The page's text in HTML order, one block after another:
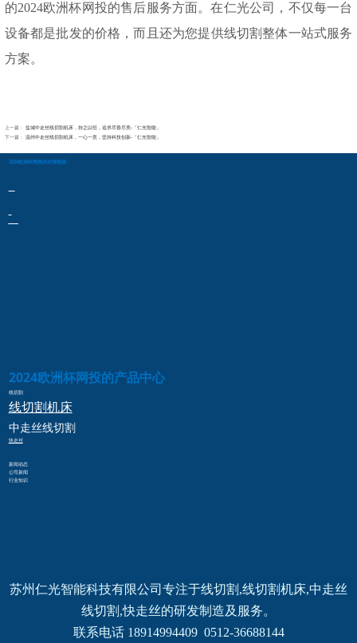
的2024欧洲杯网投的售后服务方面。在仁光公司，不仅每一台
设备都是批发的价格，而且还为您提供线切割整体一站式服务
方案。
上一篇： 盐城中走丝线切割机床，持之以恒，追求尽善尽美-「仁光智能」
下一篇： 温州中走丝线切割机床，一心一意，坚持科技创新-「仁光智能」
2024欧洲杯网投的友情链接：
2024欧洲杯网投的产品中心
线切割
线切割机床
中走丝线切割
快走丝
新闻动态
公司新闻
行业知识
苏州仁光智能科技有限公司专注于线切割,线切割机床,中走丝
线切割,快走丝的研发制造及服务。
联系电话 18914994409  0512-36688144